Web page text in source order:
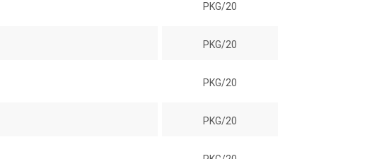
PKG/20
PKG/20
PKG/20
PKG/20